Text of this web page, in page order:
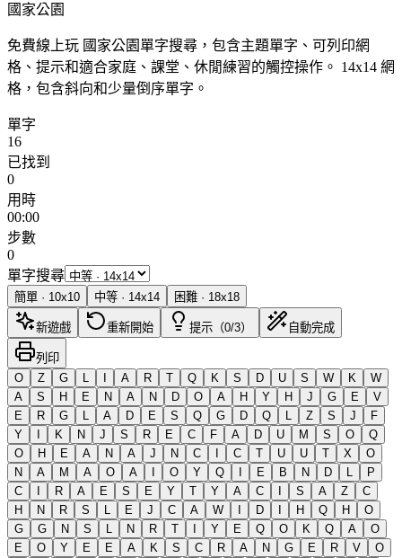
國家公園
免費線上玩 國家公園單字搜尋，包含主題單字、可列印網
格、提示和適合家庭、課堂、休閒練習的觸控操作。 14x14 網
格，包含斜向和少量倒序單字。
單字
16
已找到
0
用時
00:00
步數
0
單字搜尋
簡單 · 10x10 中等 · 14x14 困難 · 18x18
新遊戲 重新開始 提示（0/3） 自動完成
列印
O
Z G L I A R T Q K S D U S W K
W
A
S H E N A N D O A H Y H J G E
V
E
R G L A D E S Q G D Q L Z S J
F
Y
I K N J S R E C F A D U M S O
Q
O
H E A N A J N C I C T U U T X
O
N
A M A O A I O Y Q I E B N D L
P
C
I R A E S E Y T Y A C I S A Z
C
H
N R S L E J C A W I D I H Q H
O
G
G N S L N R T I Y E Q O K Q A
O
E
O Y E E A K S C R A N G E R V
O